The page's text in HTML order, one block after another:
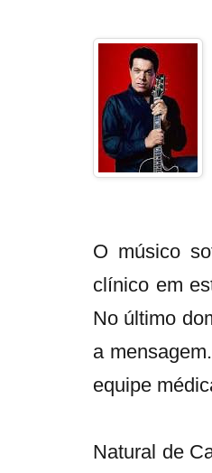
O músico
clínico em
No último
a
equipe
Natural de